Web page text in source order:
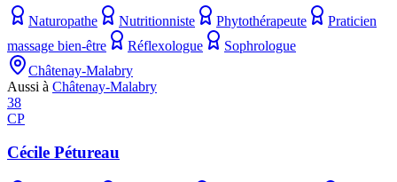
Naturopathe Nutritionniste Phytothérapeute
Praticien
massage bien-être
Réflexologue
Sophrologue
Châtenay-Malabry
Aussi à Châtenay-Malabry
38
CP
Cécile Pétureau